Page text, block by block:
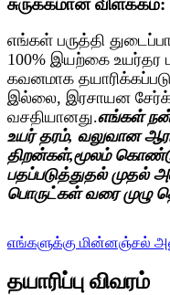
எங்கள் பருத்தி
100% இயற்கை உயர்தர
கவனமாக
இல்லை, இரசாயன
வசதியானது.எங்கள்
உயர் தரம், வலுவான
திறன்கள்,மூலம்
பதப்படுத்துதல் முதல்
பொருட்கள் வரை முழு
எங்களுக்கு மின்னஞ்சல்
தயாரிப்பு விவரம்